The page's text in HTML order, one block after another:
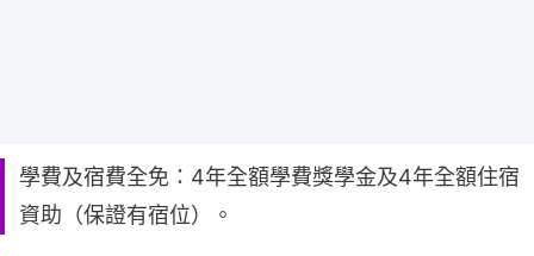
學費及宿費全免：4年全額學費獎學金及4年全額住宿
資助（保證有宿位）。